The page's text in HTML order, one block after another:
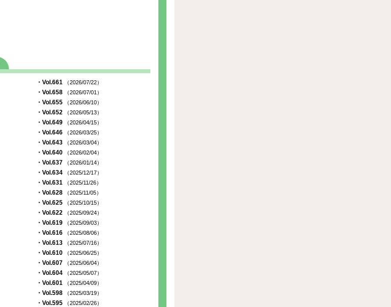
・Vol.661 （2026/07/22）
・Vol.658 （2026/07/01）
・Vol.655 （2026/06/10）
・Vol.652 （2026/05/13）
・Vol.649 （2026/04/15）
・Vol.646 （2026/03/25）
・Vol.643 （2026/03/04）
・Vol.640 （2026/02/04）
・Vol.637 （2026/01/14）
・Vol.634 （2025/12/17）
・Vol.631 （2025/11/26）
・Vol.628 （2025/11/05）
・Vol.625 （2025/10/15）
・Vol.622 （2025/09/24）
・Vol.619 （2025/09/03）
・Vol.616 （2025/08/06）
・Vol.613 （2025/07/16）
・Vol.610 （2025/06/25）
・Vol.607 （2025/06/04）
・Vol.604 （2025/05/07）
・Vol.601 （2025/04/09）
・Vol.598 （2025/03/19）
・Vol.595 （2025/02/26）